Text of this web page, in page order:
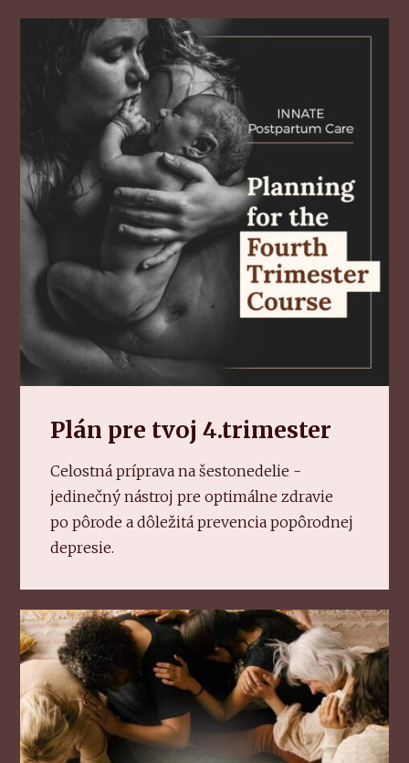
Plán pre tvoj 4.trimester
Celostná príprava na šestonedelie -
jedinečný nástroj pre optimálne zdravie
po pôrode a dôležitá prevencia popôrodnej
depresie.